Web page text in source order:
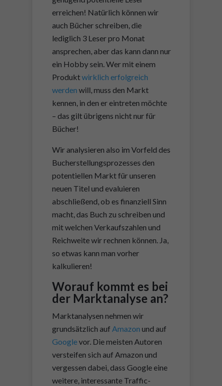
erreichen! Natürlich können wir
auch Bücher schreiben, die
lediglich 3 Leser pro Monat
ansprechen, aber das kann dann nur
ein Hobby sein. Wer mit einem
Produktwirklich erfolgreich
werden will, muss den Markt
kennen, in den er eintreten möchte
– das gilt übrigens nicht nur für
Bücher!
Wir analysieren also im Vorfeld des
Bucherstellungsprozesses den
potentiellen Markt für unseren
neuen Titel und evaluieren
abschließend, ob es finanziell Sinn
macht, das Buch zu schreiben und
mit welchen Verkaufszahlen und
Reichweite wir rechnen können. Ja,
so etwas kann man vorher
kalkulieren!
Worauf kommt es bei
der Marktanalyse an?
Marktanalysen nehmen wir
grundsätzlich auf Amazon und auf
Googlevor. Die meisten Autoren
versteifen sich auf Amazon und
vergessen dabei, dass Google eine
weitere, interessante Traffic-